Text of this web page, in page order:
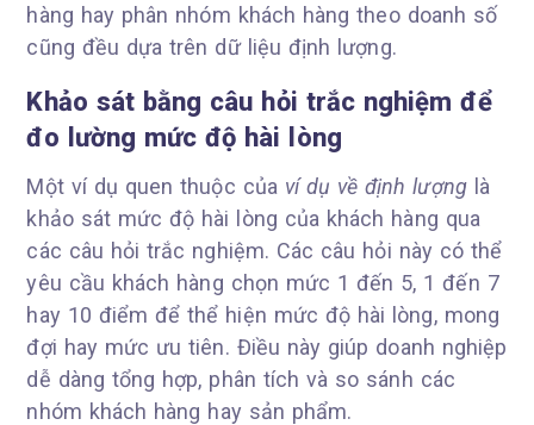
hàng hay phân nhóm khách hàng theo doanh số
cũng đều dựa trên dữ liệu định lượng.
Khảo sát bằng câu hỏi trắc nghiệm để
đo lường mức độ hài lòng
Một ví dụ quen thuộc của ví dụ về định lượnglà
khảo sát mức độ hài lòng của khách hàng qua
các câu hỏi trắc nghiệm. Các câu hỏi này có thể
yêu cầu khách hàng chọn mức 1 đến 5, 1 đến 7
hay 10 điểm để thể hiện mức độ hài lòng, mong
đợi hay mức ưu tiên. Điều này giúp doanh nghiệp
dễ dàng tổng hợp, phân tích và so sánh các
nhóm khách hàng hay sản phẩm.